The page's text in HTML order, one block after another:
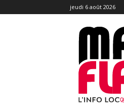
jeudi 6 août 2026